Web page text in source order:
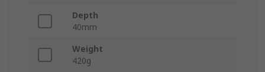
Depth
40mm
Weight
420g